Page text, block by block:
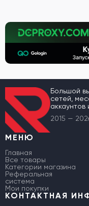
Большой
сетей,
аккаунтов
2015 —
МЕНЮ
Главная
Все товары
Категории магазина
Реферальная
система
Мои покупки
КОНТАКТНАЯ